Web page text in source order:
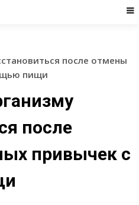
после отмены
пищи
после
привычек с